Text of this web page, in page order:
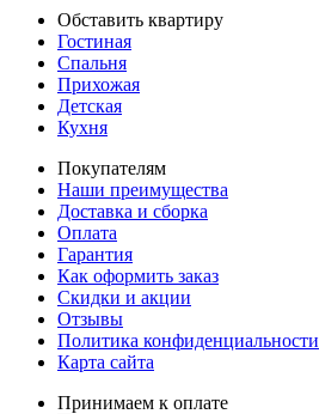
Обставить квартиру
Гостиная
Спальня
Прихожая
Детская
Кухня
Покупателям
Наши преимущества
Доставка и сборка
Оплата
Гарантия
Как оформить заказ
Скидки и акции
Отзывы
Политика конфиденциальности
Карта сайта
Принимаем к оплате